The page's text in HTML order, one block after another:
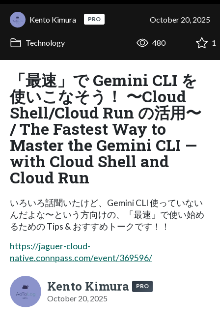
Kento Kimura PRO October 20, 2025
Technology 480 1
「最速」で Gemini CLI を
使いこなそう！ 〜Cloud
Shell/Cloud Run の活用〜
/ The Fastest Way to
Master the Gemini CLI —
with Cloud Shell and
Cloud Run
いろいろ話聞いたけど、Gemini CLI 使っていない
んだよな〜という方向けの、「最速」で使い始め
るための Tips & おすすめトークです！！
https://jaguer-cloud-
native.connpass.com/event/369596/
Kento Kimura PRO
October 20, 2025